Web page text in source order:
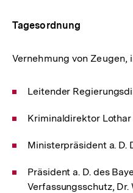
Tagesordnung
Vernehmung von Zeugen,
Leitender
Kriminaldirektor Lothar
Ministerpräsident a. D.
Präsident a. D. des
Verfassungsschutz,